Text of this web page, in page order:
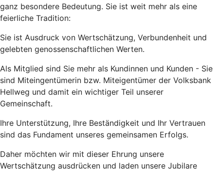
ganz besondere Bedeutung. Sie ist weit mehr als eine
feierliche Tradition:
Sie ist Ausdruck von Wertschätzung, Verbundenheit und
gelebten genossenschaftlichen Werten.
Als Mitglied sind Sie mehr als Kundinnen und Kunden - Sie
sind Miteingentümerin bzw. Miteigentümer der Volksbank
Hellweg und damit ein wichtiger Teil unserer
Gemeinschaft.
Ihre Unterstützung, Ihre Beständigkeit und Ihr Vertrauen
sind das Fundament unseres gemeinsamen Erfolgs.
Daher möchten wir mit dieser Ehrung unsere
Wertschätzung ausdrücken und laden unsere Jubilare